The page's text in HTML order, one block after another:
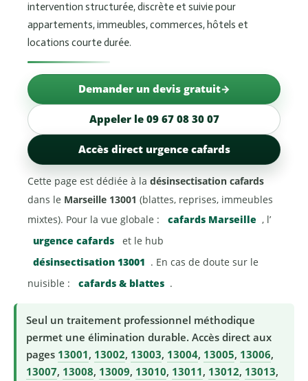
intervention structurée, discrète et suivie pour
appartements, immeubles, commerces, hôtels et
locations courte durée.
Demander un devis gratuit
Appeler le 09 67 08 30 07
Accès direct urgence cafards
Cette page est dédiée à la désinsectisation cafards
dans le Marseille 13001 (blattes, reprises, immeubles
mixtes). Pour la vue globale :
cafards Marseille , l’
urgence cafards
et le hub
désinsectisation 13001 . En cas de doute sur le
nuisible :
cafards & blattes .
Seul un traitement professionnel méthodique
permet une élimination durable. Accès direct aux
pages 13001, 13002, 13003, 13004, 13005, 13006,
13007, 13008, 13009, 13010, 13011, 13012, 13013,